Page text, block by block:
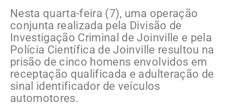
Nesta quarta-feira (7), uma operação
conjunta realizada pela Divisão de
Investigação Criminal de Joinville e pela
Polícia Científica de Joinville resultou na
prisão de cinco homens envolvidos em
receptação qualificada e adulteração de
sinal identificador de veículos
automotores.